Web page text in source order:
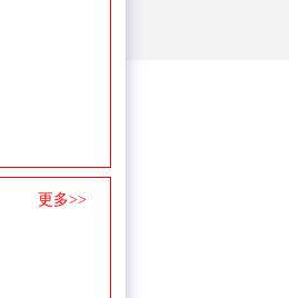
更多>>